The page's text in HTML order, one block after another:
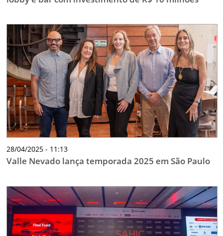
28/04/2025 - 11:13
Valle Nevado lança temporada 2025 em São Paulo